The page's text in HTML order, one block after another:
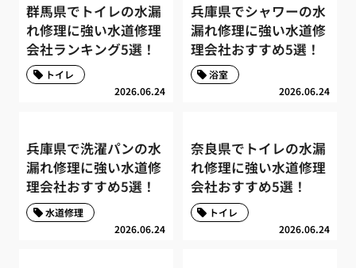
群馬県でトイレの水漏
れ修理に強い水道修理
会社ランキング5選！
2026.06.24
トイレ
兵庫県でシャワーの水
漏れ修理に強い水道修
理会社おすすめ5選！
2026.06.24
浴室
兵庫県で洗濯パンの水
漏れ修理に強い水道修
理会社おすすめ5選！
2026.06.24
水道修理
奈良県でトイレの水漏
れ修理に強い水道修理
会社おすすめ5選！
2026.06.24
トイレ